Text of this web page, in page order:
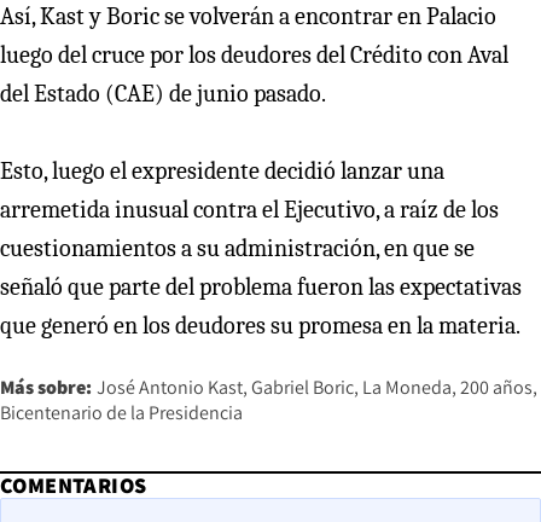
Así, Kast y Boric se volverán a encontrar en Palacio
luego del cruce por los deudores del Crédito con Aval
del Estado (CAE) de junio pasado.
Esto, luego el expresidente decidió lanzar una
arremetida inusual contra el Ejecutivo, a raíz de los
cuestionamientos a su administración, en que se
señaló que parte del problema fueron las expectativas
que generó en los deudores su promesa en la materia.
Más sobre: José Antonio Kast Gabriel Boric La Moneda 200 años
Bicentenario de la Presidencia
COMENTARIOS